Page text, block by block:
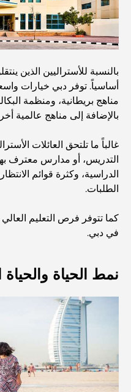
أغلى ماركات البدلات
مطاعم شاطئ J1: وجهة دبي الجديدة لتناول الطعام الفاخر
أغلى ساعات رولكس التي
حضانة أطفال في دبي هيلز:
أفضل المقاهي في وسط
أغلى سيارات مرسيدس
الانتقال إلى دبي من
رحلة سفاري فاخرة ليلية
أغلى سيارات تسلا:
بالنسبة للأستراليين الذين
أساسياً. توفر دبي خيارات
مناهج بريطانية، ومنظمة
بالإضافة إلى مناهج عالمية
غالباً ما تلتحق العائلات
التدريس، أو مدارس معترف
الدراسية، وكثرة قوائم
الطلبات.
كما تتوفر فرص التعليم
في دبي.
نمط الحياة والحياة